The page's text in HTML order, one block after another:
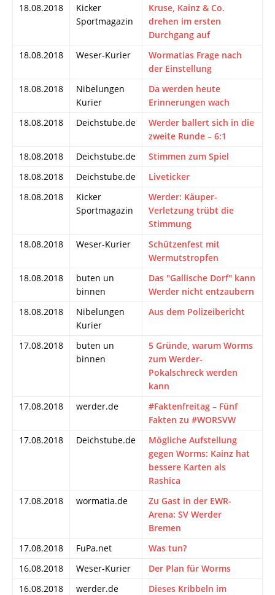
18.08.2018
Kicker
Sportmagazin
Kruse, Kainz & Co.
drehen im ersten
Durchgang auf
18.08.2018
Weser-Kurier
Wormatias Frage nach
der Einstellung
18.08.2018
Nibelungen
Kurier
Da werden heute
Erinnerungen wach
18.08.2018
Deichstube.de
Werder ballert sich in die
zweite Runde – 6:1
18.08.2018
Deichstube.de
Stimmen zum Spiel
18.08.2018
Deichstube.de
Liveticker
18.08.2018
Kicker
Sportmagazin
Werder: Käuper-
Verletzung trübt die
Stimmung
18.08.2018
Weser-Kurier
Schützenfest mit
Wermutstropfen
18.08.2018
buten un
binnen
Das "Gallische Dorf" kann
Werder nicht entzaubern
18.08.2018
Nibelungen
Kurier
Aus dem Polizeibericht
17.08.2018
buten un
binnen
5 Gründe, warum Worms
zum Werder-
Pokalschreck werden
kann
17.08.2018
werder.de
#Faktenfreitag – Fünf
Fakten zu #WORSVW
17.08.2018
Deichstube.de
Mögliche Aufstellung
gegen Worms: Kainz hat
bessere Karten als
Rashica
17.08.2018
wormatia.de
Zu Gast in der EWR-
Arena: SV Werder
Bremen
17.08.2018
FuPa.net
Was tun?
16.08.2018
Weser-Kurier
Der Plan für Worms
16.08.2018
werder.de
Dieses Kribbeln im